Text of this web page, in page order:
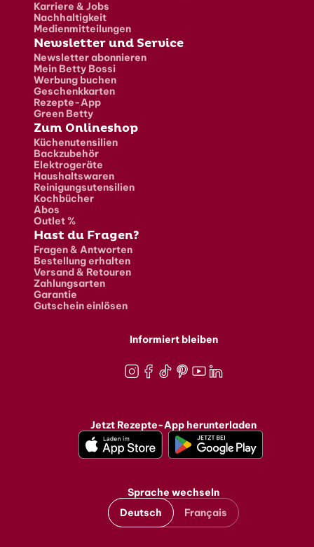
Karriere & Jobs
Nachhaltigkeit
Medienmitteilungen
Newsletter und Service
Newsletter abonnieren
Mein Betty Bossi
Werbung buchen
Geschenkkarten
Rezepte-App
Green Betty
Zum Onlineshop
Küchenutensilien
Backzubehör
Elektrogeräte
Haushaltswaren
Reinigungsutensilien
Kochbücher
Abos
Outlet %
Hast du Fragen?
Fragen & Antworten
Bestellung erhalten
Versand & Retouren
Zahlungsarten
Garantie
Gutschein einlösen
Informiert bleiben
Jetzt Rezepte-App herunterladen
Sprache wechseln
Deutsch
Français